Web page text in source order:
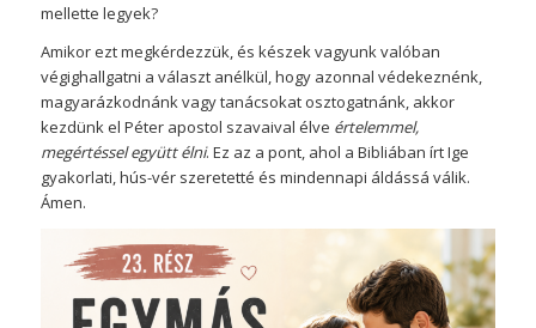
mellette legyek?
Amikor ezt megkérdezzük, és készek vagyunk valóban
végighallgatni a választ anélkül, hogy azonnal védekeznénk,
magyarázkodnánk vagy tanácsokat osztogatnánk, akkor
kezdünk el Péter apostol szavaival élve értelemmel,
megértéssel együtt élni. Ez az a pont, ahol a Bibliában írt Ige
gyakorlati, hús-vér szeretetté és mindennapi áldássá válik.
Ámen.